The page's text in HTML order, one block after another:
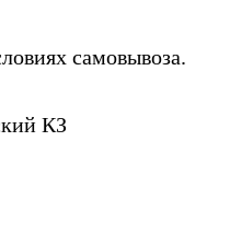
самовывоза.
КЗ